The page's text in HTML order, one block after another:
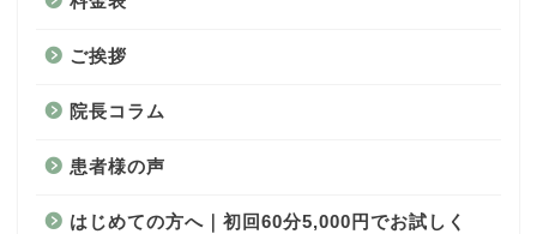
ご挨拶
院長コラム
患者様の声
はじめての方へ｜初回60分5,000円でお試しく